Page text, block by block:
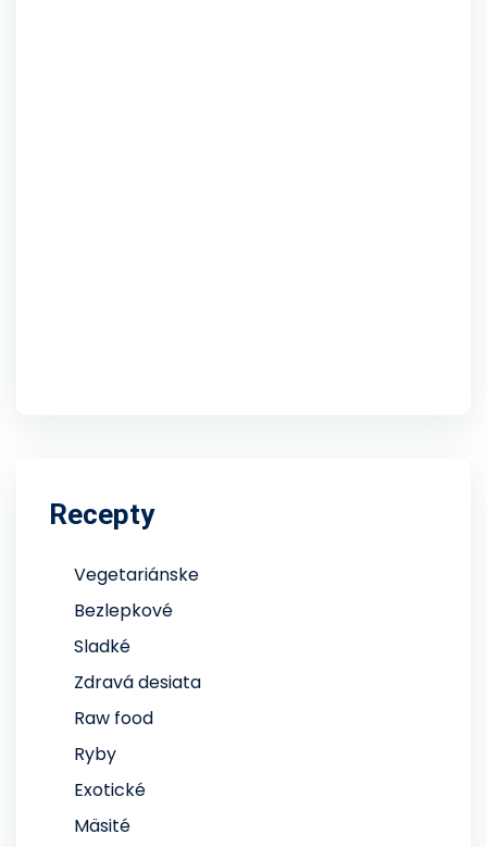
Recepty
Vegetariánske
Bezlepkové
Sladké
Zdravá desiata
Raw food
Ryby
Exotické
Mäsité